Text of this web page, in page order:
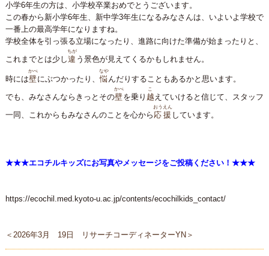
小学6年生の方は、小学校卒業おめでとうございます。
この春から新小学6年生、新中学3年生になるみなさんは、いよいよ学校で
一番上の最高学年になりますね。
学校全体を引っ張る立場になったり、進路に向けた準備が始まったりと、
これまでとは少し違
ちが
う景色が見えてくるかもしれません。
時には壁
かべ
にぶつかったり、悩
なや
んだりすることもあるかと思います。
でも、みなさんならきっとその壁
かべ
を乗り 越
こ
えていけると信じて、スタッフ
一同、これからもみなさんのことを心から 応援
おうえん
しています。
★★★エコチルキッズにお写真やメッセージをご投稿ください！★★★
https://ecochil.med.kyoto-u.ac.jp/contents/ecochilkids_contact/
＜2026年3月 19日 リサーチコーディネーターYN＞